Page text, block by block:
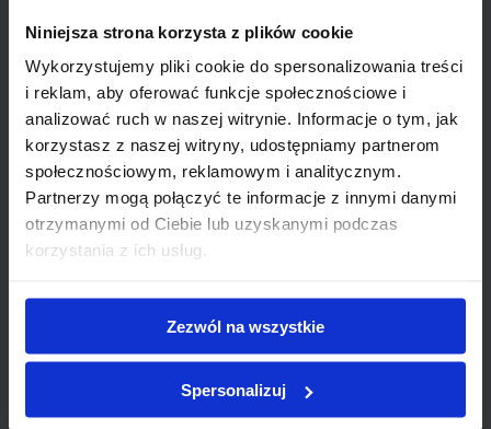
Niniejsza strona korzysta z plików cookie
Wykorzystujemy pliki cookie do spersonalizowania treści
i reklam, aby oferować funkcje społecznościowe i
analizować ruch w naszej witrynie. Informacje o tym, jak
korzystasz z naszej witryny, udostępniamy partnerom
społecznościowym, reklamowym i analitycznym.
Partnerzy mogą połączyć te informacje z innymi danymi
otrzymanymi od Ciebie lub uzyskanymi podczas
korzystania z ich usług.
Zezwól na wszystkie
Spersonalizuj
może pomóc znaleźć korzystniejsze
warunki i zaoszczędzić pieniądze.
Zwróć uwagę na oprocentowanie i
ewentualne dodatkowe opłaty.
Kolejnym krokiem jest analiza swojej zdolności
kredytowej. Przemyśl, czy będziesz w stanie
regularnie spłacać raty. Zagłębiając się w umowy,
zwróć uwagę, czy istnieją ukryte opłaty czy niski okres
kredytu to inwestycja w stabilność finansową.Dzięki
temu unikniesz problemów w przyszłości i
zabezpieczysz swoją sytuację finansową.
Różne rodzaje kredytów